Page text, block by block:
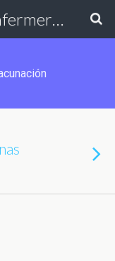
Excmo. Colegio de Enfermería de Cádiz